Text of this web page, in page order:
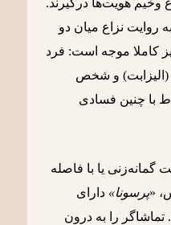
وخیم هویت‌ها درگیرند.
روایت نزاع میان دو
کاملا موجه است: فرد
و شخص
با چنین فسادی
گمانه‌زنی یا با فاصله
«پرسونا» دارای
را به درون